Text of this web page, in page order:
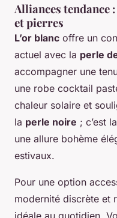
Alliances tendance
et pierres
L’or blanc offre un
actuel avec la perle
accompagner une
une robe cocktail
chaleur solaire et
la perle noire ; c’est
une allure bohème
estivaux.
Pour une option
modernité discrète et
idéale au quotidien.